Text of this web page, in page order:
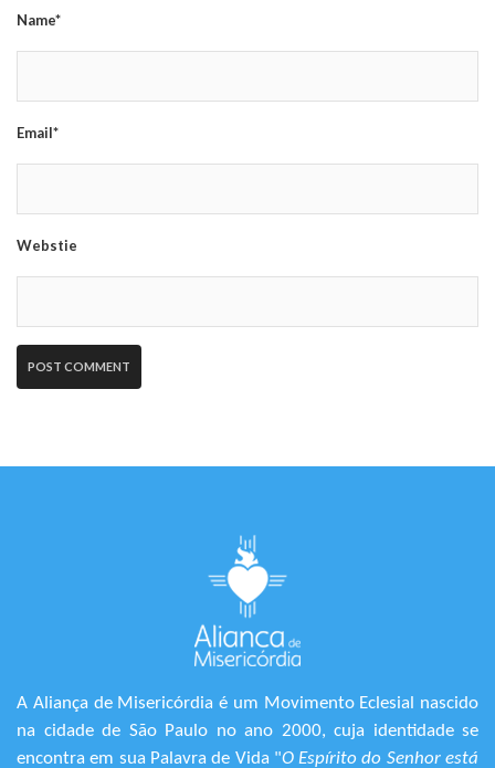
Name*
Email*
Webstie
A Aliança de Misericórdia é um Movimento Eclesial nascido
na cidade de São Paulo no ano 2000, cuja identidade se
encontra em sua Palavra de Vida "O Espírito do Senhor está